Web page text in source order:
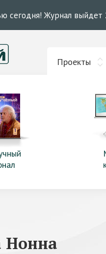
сегодня! Журнал выйдет
Проекты
Нонна